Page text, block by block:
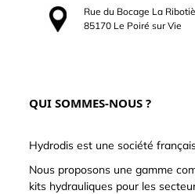
Rue du Bocage La
85170 Le Poiré sur Vie
QUI SOMMES-NOUS ?
Hydrodis est une société
Nous proposons une gamme
kits hydrauliques pour les